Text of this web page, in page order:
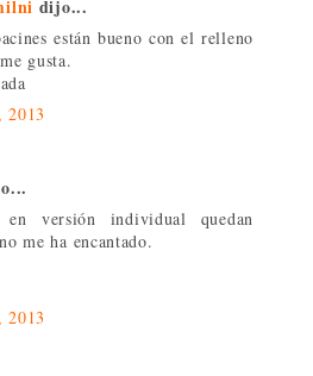
dijo...
están bueno con el relleno
gusta.
2013
en versión individual quedan
me ha encantado.
2013